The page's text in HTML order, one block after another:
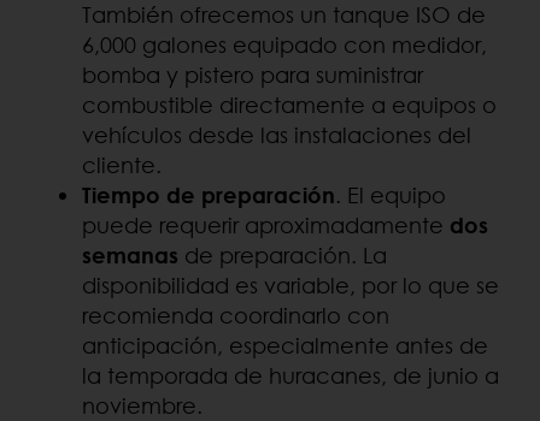
También ofrecemos un tanque ISO de
6,000 galones equipado con medidor,
bomba y pistero para suministrar
combustible directamente a equipos o
vehículos desde las instalaciones del
cliente.
Tiempo de preparación. El equipo
puede requerir aproximadamente dos
semanas de preparación. La
disponibilidad es variable, por lo que se
recomienda coordinarlo con
anticipación, especialmente antes de
la temporada de huracanes, de junio a
noviembre.